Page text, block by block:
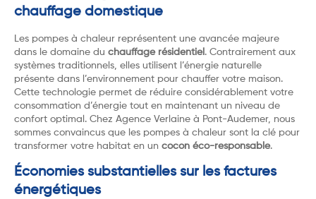
chauffage domestique
Les pompes à chaleur représentent une avancée majeure
dans le domaine du chauffage résidentiel . Contrairement aux
systèmes traditionnels, elles utilisent l’énergie naturelle
présente dans l’environnement pour chauffer votre maison.
Cette technologie permet de réduire considérablement votre
consommation d’énergie tout en maintenant un niveau de
confort optimal. Chez Agence Verlaine à Pont-Audemer, nous
sommes convaincus que les pompes à chaleur sont la clé pour
transformer votre habitat en un cocon éco-responsable.
Économies substantielles sur les factures
énergétiques